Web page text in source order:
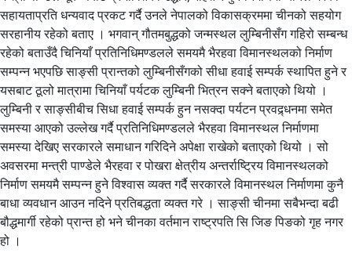
सहायताप्रति धन्यवाद प्रकट गर्दै उनले नेपालको विकासक्रममा चीनको सहयोग
सरहानीय रहेको बताए । भगवान् गौतमबुद्धको जन्मस्थल लुम्बिनीसँग गहिरो सम्बन्ध
रहेको बताउँदै चिनियाँ प्रतिनिधिमण्डलले समयमै भैरहवा विमानस्थलको निर्माण
सम्पन्न भएपछि साङ्सी प्रान्तको लुम्बिनीसँगको सीधा हवाई सम्पर्क स्थापित हुने र
यसबाट ठूलो मात्रामा चिनियाँ पर्यटक लुम्बिनी भित्रन सक्ने बताएको थियो ।
लुम्बिनी र साङ्सीबीच सिधा हवाई सम्पर्क हुन नसक्दा पर्यटन प्रवद्र्धनमा समेत
समस्या आएको उल्लेख गर्दै प्रतिनिधिमण्डलले भैरहवा विमानस्थल निर्माणमा
समस्या देखिए सरकारले समाधान गरिदिने अपेक्षा राखेको बताएको थियो । सो
अवसरमा मन्त्री पाण्डेले भैरहवा र पोखरा क्षेत्रीय अन्तर्राष्ट्रिय विमानस्थलको
निर्माण समयमै सम्पन्न हुने विश्वास व्यक्त गर्दै सरकारले विमानस्थल निर्माणमा कुनै
बाधा व्यवधान आउन नदिने प्रतिबद्धता व्यक्त गरे । साङ्सी चीनमा सबैभन्दा बढी
बौद्धमार्गी रहेको प्रान्त हो भने चीनका वर्तमान राष्ट्रपति सि जिङ पिङको गृह नगर
हो ।